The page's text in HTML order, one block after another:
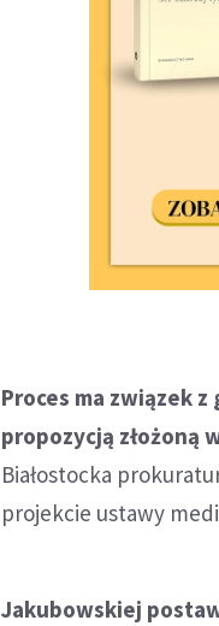
Proces ma związek
propozycją złożoną
Białostocka
projekcie ustawy
Jakubowskiej